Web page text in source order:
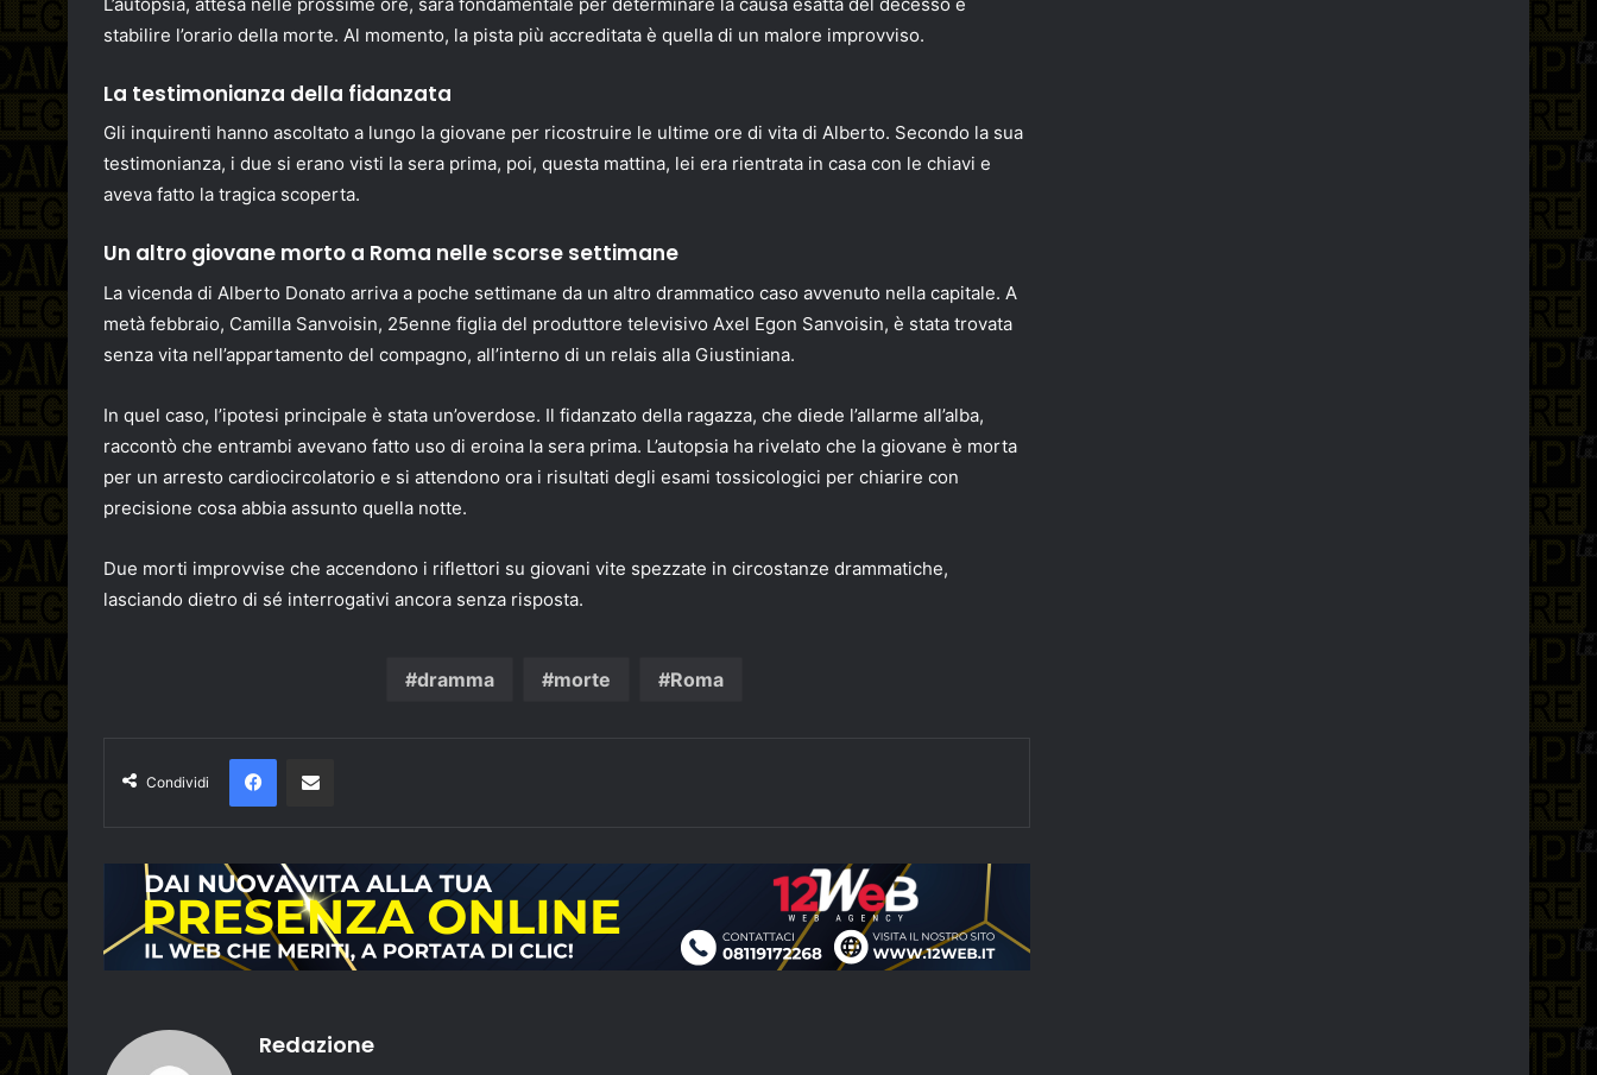
stabilire l’orario della morte. Al momento, la pista più accreditata è quella di un malore improvviso.
La testimonianza della fidanzata
Gli inquirenti hanno ascoltato a lungo la giovane per ricostruire le ultime ore di vita di Alberto. Secondo la sua
testimonianza, i due si erano visti la sera prima, poi, questa mattina, lei era rientrata in casa con le chiavi e
aveva fatto la tragica scoperta.
Un altro giovane morto a Roma nelle scorse settimane
La vicenda di Alberto Donato arriva a poche settimane da un altro drammatico caso avvenuto nella capitale. A
metà febbraio, Camilla Sanvoisin, 25enne figlia del produttore televisivo Axel Egon Sanvoisin, è stata trovata
senza vita nell’appartamento del compagno, all’interno di un relais alla Giustiniana.
In quel caso, l’ipotesi principale è stata un’overdose. Il fidanzato della ragazza, che diede l’allarme all’alba,
raccontò che entrambi avevano fatto uso di eroina la sera prima. L’autopsia ha rivelato che la giovane è morta
per un arresto cardiocircolatorio e si attendono ora i risultati degli esami tossicologici per chiarire con
precisione cosa abbia assunto quella notte.
Due morti improvvise che accendono i riflettori su giovani vite spezzate in circostanze drammatiche,
lasciando dietro di sé interrogativi ancora senza risposta.
dramma morte Roma
Condividi
Facebook
Redazione